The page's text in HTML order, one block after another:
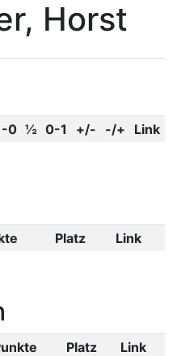
Horst
0 ½ 0-1 +/- -/+ Link
Platz Link
Platz
Link